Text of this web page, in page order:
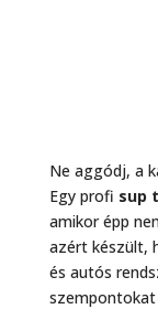
Ne aggódj, a
Egy profi sup
amikor épp
azért készült,
és autós